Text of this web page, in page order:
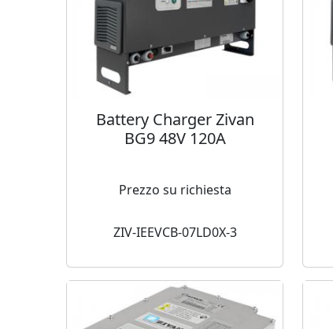
Battery Charger Zivan
BG9 48V 120A
Prezzo su richiesta
ZIV-IEEVCB-07LD0X-3